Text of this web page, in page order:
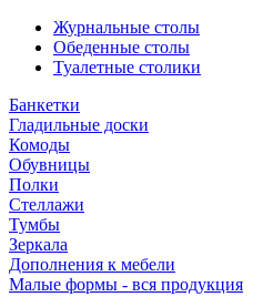
Журнальные столы
Обеденные столы
Туалетные столики
Банкетки
Гладильные доски
Комоды
Обувницы
Полки
Стеллажи
Тумбы
Зеркала
Дополнения к мебели
Малые формы - вся продукция